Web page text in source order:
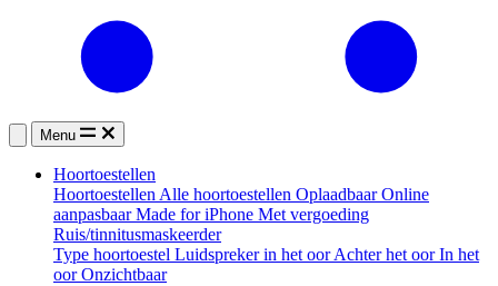
Menu
Hoortoestellen
HoortoestellenAlle hoortoestellen OplaadbaarOnline
aanpasbaarMade for iPhone Met vergoeding
Ruis/tinnitusmaskeerder
Type hoortoestel Luidspreker in het oorAchter het oorIn het
oorOnzichtbaar